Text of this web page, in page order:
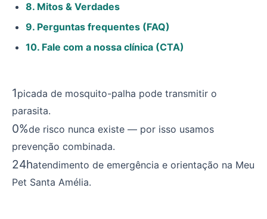
8. Mitos & Verdades
9. Perguntas frequentes (FAQ)
10. Fale com a nossa clínica (CTA)
1picada de mosquito-palha pode transmitir o
parasita.
0%de risco nunca existe — por isso usamos
prevenção combinada.
24hatendimento de emergência e orientação na Meu
Pet Santa Amélia.